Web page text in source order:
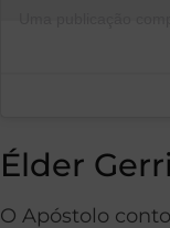
Élder
O Apóstolo